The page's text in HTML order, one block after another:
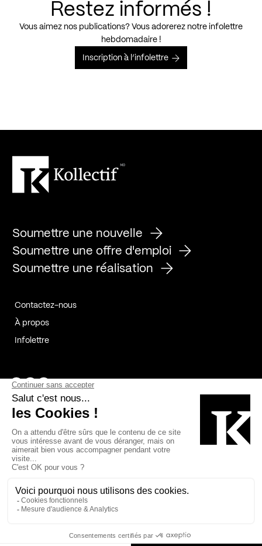
Restez informés !
Vous aimez nos publications? Vous adorerez notre infolettre
hebdomadaire !
Inscription à l’infolettre
Soumettre une nouvelle
Soumettre une offre d'emploi
Soumettre une réalisation
Contactez-nous
À propos
Infolettre
Page Facebook de Kollectif
Page Instagram de Kollectif
Page Linkedin de Kollectif
Bâtiment-Durable-Québec-1
Esquisses-1IRAC-1
MP-1 v2com-1